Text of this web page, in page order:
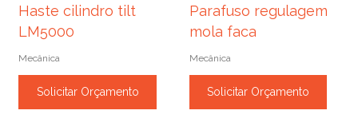
Haste cilindro tilt
LM5000
Mecânica
Solicitar Orçamento
Parafuso regulagem
mola faca
Mecânica
Solicitar Orçamento